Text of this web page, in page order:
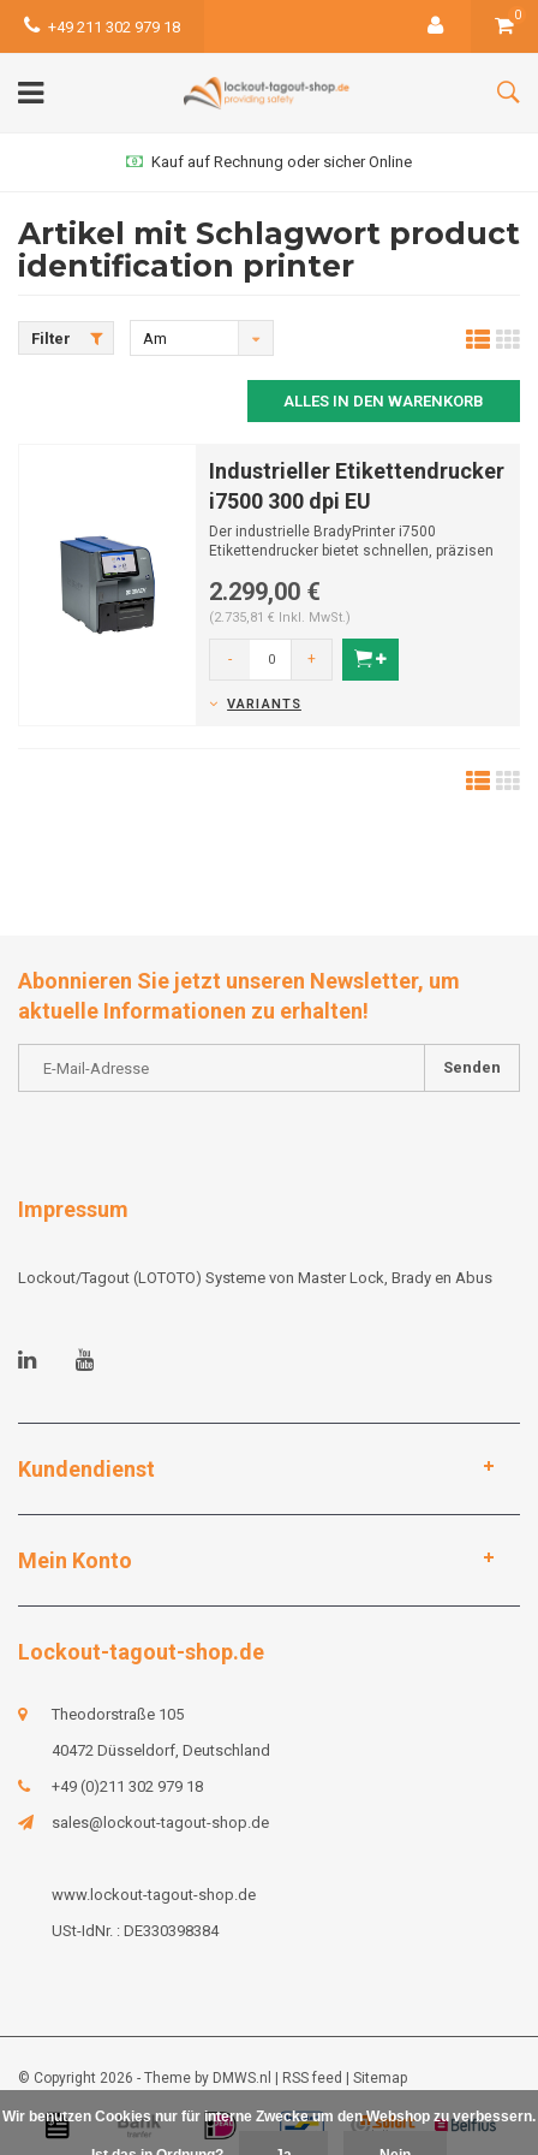
+49 211 302 979 18
0
Kauf auf Rechnung oder sicher Online
Artikel mit Schlagwort product
identification printer
Filter
Am
ALLES IN DEN WARENKORB
Industrieller Etikettendrucker
i7500 300 dpi EU
Der industrielle BradyPrinter i7500
Etikettendrucker bietet schnellen, präzisen
2.299,00 €
(2.735,81 € Inkl. MwSt.)
- +
VARIANTS
Abonnieren Sie jetzt unseren Newsletter, um
aktuelle Informationen zu erhalten!
Senden
Impressum
Lockout/Tagout (LOTOTO) Systeme von Master Lock, Brady en Abus
Kundendienst
Mein Konto
Lockout-tagout-shop.de
Theodorstraße 105
40472 Düsseldorf, Deutschland
+49 (0)211 302 979 18
sales@lockout-tagout-shop.de
www.lockout-tagout-shop.de
USt-IdNr. : DE330398384
© Copyright 2026 - Theme by DMWS.nl RSS feed Sitemap
Wir benutzen Cookies nur für interne Zwecke um den Webshop zu verbessern.